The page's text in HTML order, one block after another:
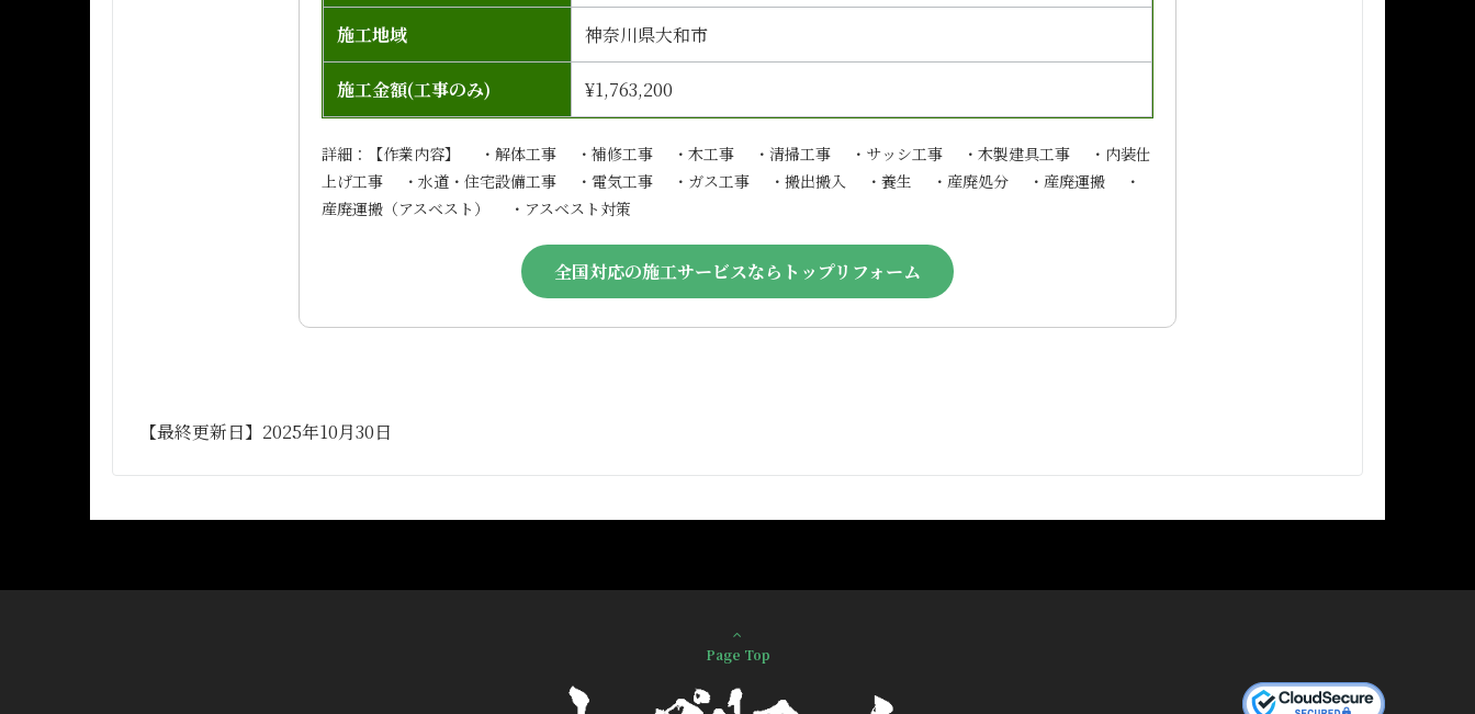
施工地域 神奈川県大和市
施工金額(工事のみ) ¥1,763,200
詳細：【作業内容】 ・解体工事 ・補修工事 ・木工事 ・清掃工事 ・サッシ工事 ・木製建具工事 ・内装仕
上げ工事 ・水道・住宅設備工事 ・電気工事 ・ガス工事 ・搬出搬入 ・養生 ・産廃処分 ・産廃運搬 ・
産廃運搬（アスベスト） ・アスベスト対策
全国対応の施工サービスならトップリフォーム
【最終更新日】2025年10月30日
Page Top